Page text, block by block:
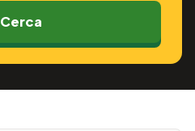
Cerca